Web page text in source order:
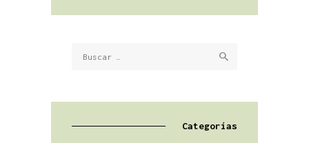
Categorías